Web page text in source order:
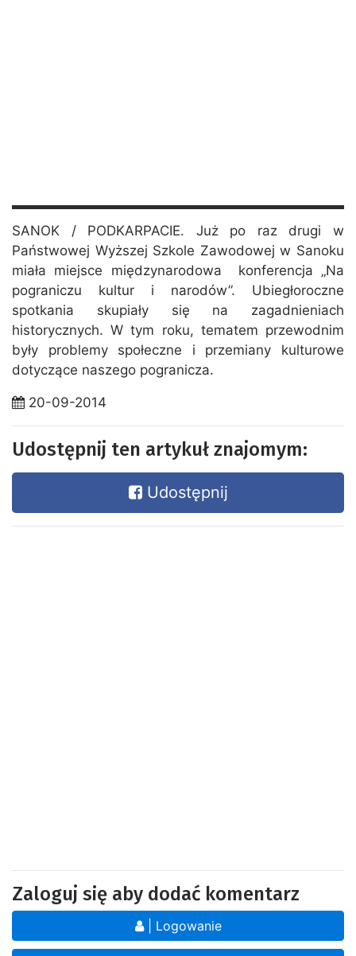
SANOK / PODKARPACIE. Już po raz drugi w
Państwowej Wyższej Szkole Zawodowej w Sanoku
miała miejsce międzynarodowa konferencja „Na
pograniczu kultur i narodów”. Ubiegłoroczne
spotkania skupiały się na zagadnieniach
historycznych. W tym roku, tematem przewodnim
były problemy społeczne i przemiany kulturowe
dotyczące naszego pogranicza.
20-09-2014
Udostępnij ten artykuł znajomym:
Udostępnij
Zaloguj się aby dodać komentarz
| Logowanie